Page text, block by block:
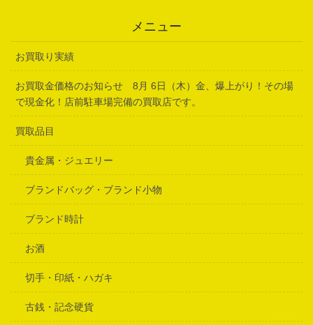
メニュー
お買取り実績
お買取金価格のお知らせ 8月 6日（木）金、爆上がり！その場
で現金化！店前駐車場完備の買取店です。
買取品目
貴金属・ジュエリー
ブランドバッグ・ブランド小物
ブランド時計
お酒
切手・印紙・ハガキ
古銭・記念硬貨